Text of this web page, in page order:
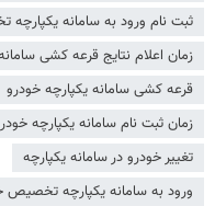
ثبت نام ورود به سامانه
زمان اعلام نتایج قرعه کشی
قرعه کشی سامانه یکپارچه خودرو
زمان ثبت نام سامانه یکپارچه
تغییر خودرو در سامانه یکپارچه
ورود به سامانه یکپارچه تخصیص